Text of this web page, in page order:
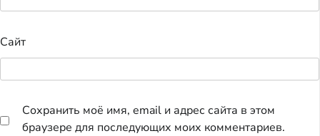
Сайт
Сохранить моё имя, email и адрес сайта в этом
браузере для последующих моих комментариев.